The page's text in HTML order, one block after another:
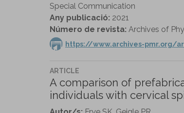
Special Communication
Any publicació: 2021
Número de revista: Archives of
https://www.archives-pmr.org/
ARTICLE
A comparison of
individuals with cervical